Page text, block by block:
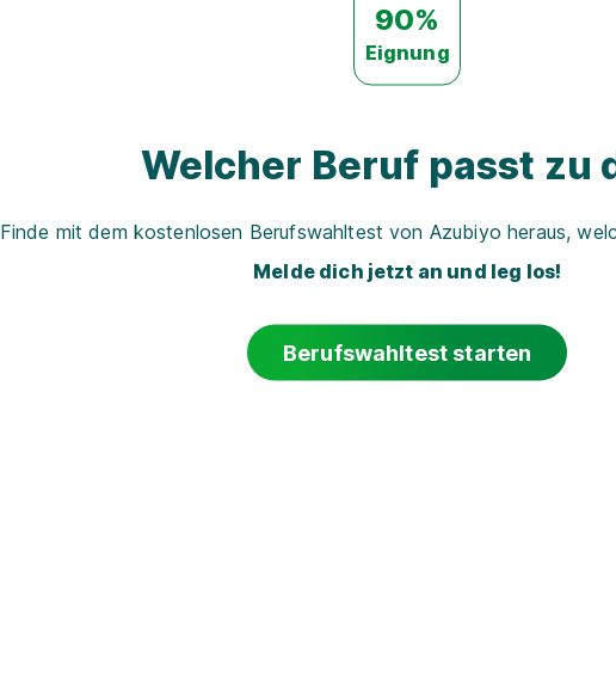
90%
Eignung
Welcher Beruf passt zu
Finde mit dem kostenlosen Berufswahltest von Azubiyo heraus,
Melde dich jetzt an und leg los!
Berufswahltest starten